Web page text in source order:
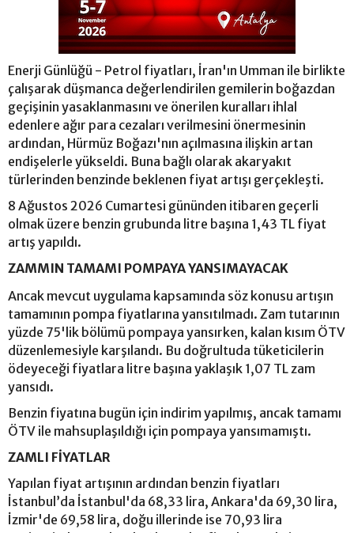
Enerji Günlüğü - Petrol fiyatları, İran'ın Umman ile birlikte
çalışarak düşmanca değerlendirilen gemilerin boğazdan
geçişinin yasaklanmasını ve önerilen kuralları ihlal
edenlere ağır para cezaları verilmesini önermesinin
ardından, Hürmüz Boğazı'nın açılmasına ilişkin artan
endişelerle yükseldi. Buna bağlı olarak akaryakıt
türlerinden benzinde beklenen fiyat artışı gerçekleşti.
8 Ağustos 2026 Cumartesi gününden itibaren geçerli
olmak üzere benzin grubunda litre başına 1,43 TL fiyat
artış yapıldı.
ZAMMIN TAMAMI POMPAYA YANSIMAYACAK
Ancak mevcut uygulama kapsamında söz konusu artışın
tamamının pompa fiyatlarına yansıtılmadı. Zam tutarının
yüzde 75'lik bölümü pompaya yansırken, kalan kısım ÖTV
düzenlemesiyle karşılandı. Bu doğrultuda tüketicilerin
ödeyeceği fiyatlara litre başına yaklaşık 1,07 TL zam
yansıdı.
Benzin fiyatına bugün için indirim yapılmış, ancak tamamı
ÖTV ile mahsuplaşıldığı için pompaya yansımamıştı.
ZAMLI FİYATLAR
Yapılan fiyat artışının ardından benzin fiyatları
İstanbul’da İstanbul'da 68,33 lira, Ankara'da 69,30 lira,
İzmir'de 69,58 lira, doğu illerinde ise 70,93 lira